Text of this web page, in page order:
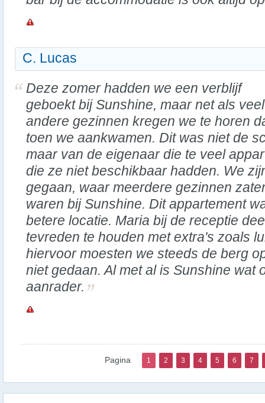
C. Lucas
Deze zomer hadden we een verblijf
geboekt bij Sunshine, maar net als veel
andere gezinnen kregen we te horen
toen we aankwamen. Dit was niet de
maar van de eigenaar die te veel
die ze niet beschikbaar hadden. We
gegaan, waar meerdere gezinnen
waren bij Sunshine. Dit appartement
betere locatie. Maria bij de receptie
tevreden te houden met extra's zoals
hiervoor moesten we steeds de berg
niet gedaan. Al met al is Sunshine wat
aanrader.
Pagina 1 2 3 4 5 6 7